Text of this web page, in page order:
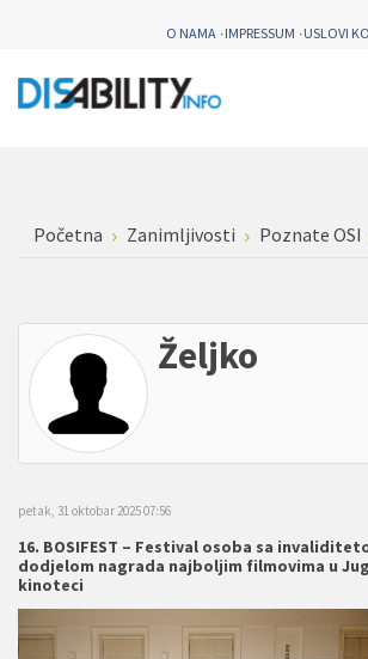
O NAMA IMPRESSUM USLOVI
Početna Zanimljivosti Poznate OSI
Željko
petak, 31 oktobar 2025 07:56
16. BOSIFEST – Festival osoba sa
dodjelom nagrada najboljim filmovima u
kinoteci